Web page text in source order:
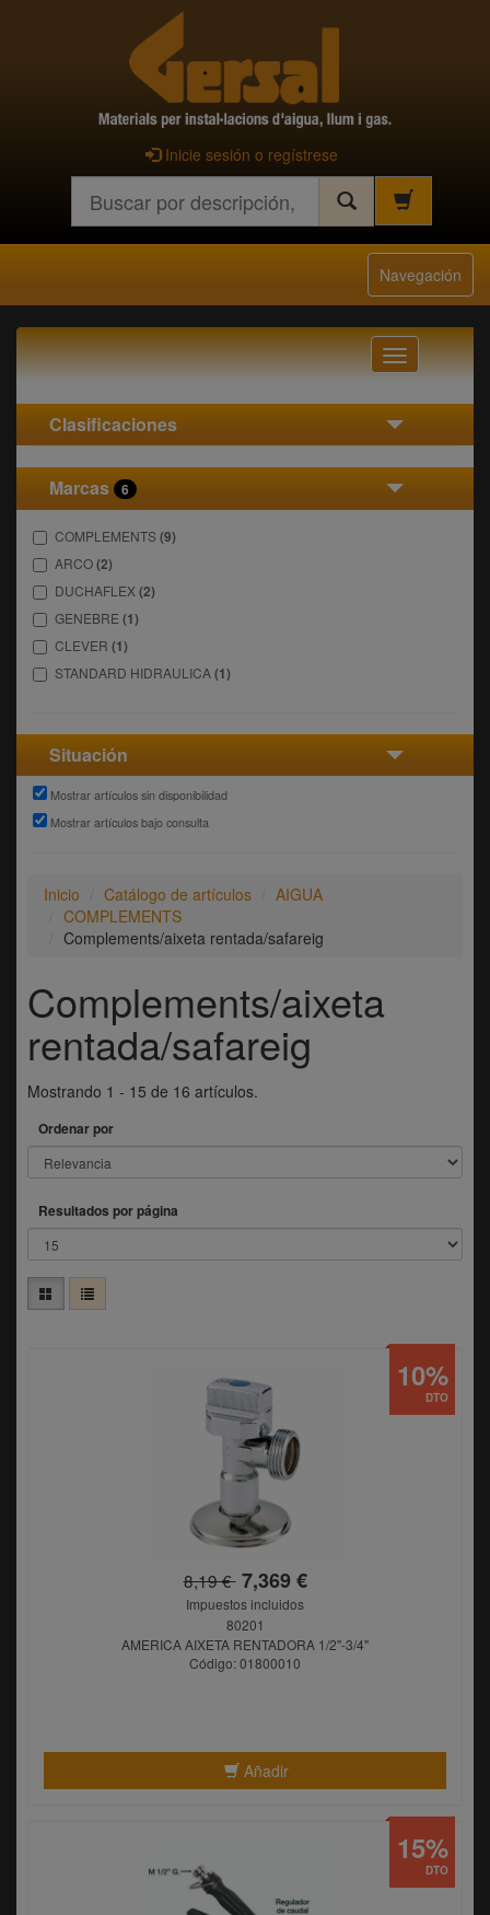
Inicie sesión o regístrese
Navegación
Navegación
Clasificaciones
Marcas 6
COMPLEMENTS(9)
ARCO(2)
DUCHAFLEX (2)
GENEBRE (1)
CLEVER (1)
STANDARD HIDRAULICA(1)
Situación
Mostrar artículos sin disponibilidad
Mostrar artículos bajo consulta
Inicio Catálogo de artículos
AIGUA
COMPLEMENTS
Complements/aixeta rentada/safareig
Complements/aixeta
rentada/safareig
Mostrando 1 - 15 de 16 artículos.
Ordenar por
Resultados por página
8,19 €7,369 €
Impuestos incluidos
80201
AMERICA AIXETA RENTADORA 1/2"-3/4"
Código: 01800010
Añadir
DTO
10%
DTO
15%